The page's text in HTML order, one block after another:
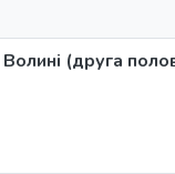
(друга